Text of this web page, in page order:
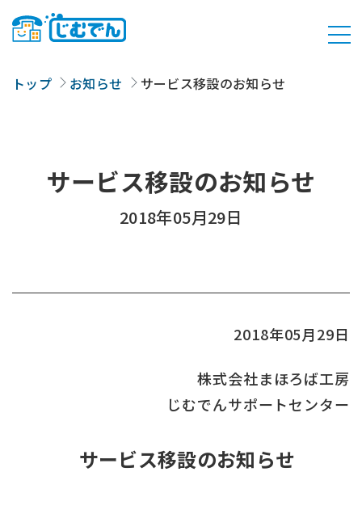
トップ お知らせ サービス移設のお知らせ
サービス移設のお知らせ
2018年05月29日
2018年05月29日
株式会社まほろば工房
じむでんサポートセンター
サービス移設のお知らせ